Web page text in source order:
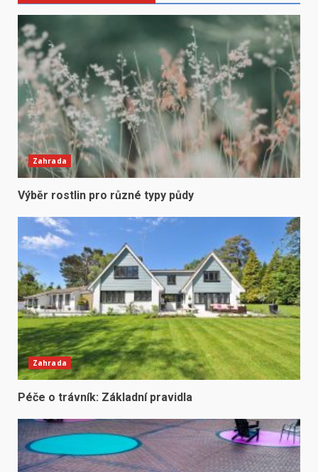
Zahrada
Výběr rostlin pro různé typy půdy
Zahrada
Péče o trávník: Základní pravidla